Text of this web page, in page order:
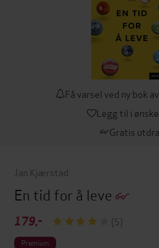
Få varsel ved ny bok
Legg til i
Gratis
Jan Kjærstad
En tid for å leve
179,- (5)
Premium